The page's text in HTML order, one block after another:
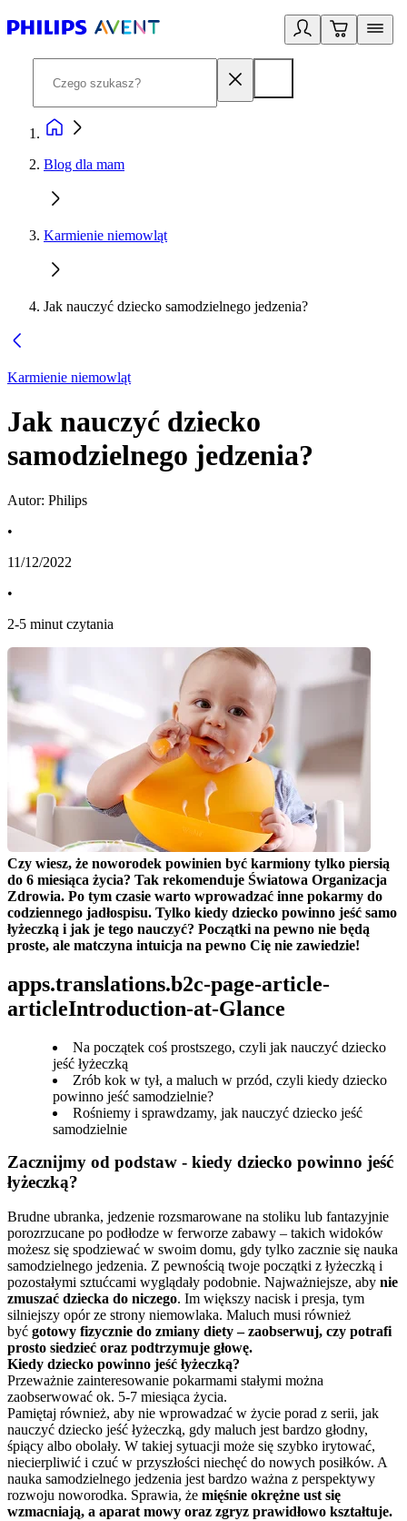
Blog dla mam
Karmienie niemowląt
Jak nauczyć dziecko samodzielnego jedzenia?
Karmienie niemowląt
Jak nauczyć dziecko
samodzielnego jedzenia?
Autor: Philips
•
11/12/2022
•
2-5 minut czytania
Czy wiesz, że noworodek powinien być karmiony tylko piersią
do 6 miesiąca życia? Tak rekomenduje Światowa Organizacja
Zdrowia. Po tym czasie warto wprowadzać inne pokarmy do
codziennego jadłospisu. Tylko kiedy dziecko powinno jeść samo
łyżeczką i jak je tego nauczyć? Początki na pewno nie będą
proste, ale matczyna intuicja na pewno Cię nie zawiedzie!
apps.translations.b2c-page-article-
articleIntroduction-at-Glance
Na początek coś prostszego, czyli jak nauczyć dziecko
jeść łyżeczką
Zrób kok w tył, a maluch w przód, czyli kiedy dziecko
powinno jeść samodzielnie?
Rośniemy i sprawdzamy, jak nauczyć dziecko jeść
samodzielnie
Zacznijmy od podstaw - kiedy dziecko powinno jeść
łyżeczką?
Brudne ubranka, jedzenie rozsmarowane na stoliku lub fantazyjnie
porozrzucane po podłodze w ferworze zabawy – takich widoków
możesz się spodziewać w swoim domu, gdy tylko zacznie się nauka
samodzielnego jedzenia. Z pewnością twoje początki z łyżeczką i
pozostałymi sztućcami wyglądały podobnie. Najważniejsze, aby nie
zmuszać dziecka do niczego. Im większy nacisk i presja, tym
silniejszy opór ze strony niemowlaka. Maluch musi również
być gotowy fizycznie do zmiany diety – zaobserwuj, czy potrafi
prosto siedzieć oraz podtrzymuje głowę.
Kiedy dziecko powinno jeść łyżeczką?
Przeważnie zainteresowanie pokarmami stałymi można
zaobserwować ok. 5-7 miesiąca życia.
Pamiętaj również, aby nie wprowadzać w życie porad z serii, jak
nauczyć dziecko jeść łyżeczką, gdy maluch jest bardzo głodny,
śpiący albo obolały. W takiej sytuacji może się szybko irytować,
niecierpliwić i czuć w przyszłości niechęć do nowych posiłków. A
nauka samodzielnego jedzenia jest bardzo ważna z perspektywy
rozwoju noworodka. Sprawia, że mięśnie okrężne ust się
wzmacniają, a aparat mowy oraz zgryz prawidłowo kształtuje.